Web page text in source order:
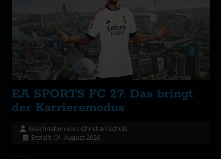
EA SPORTS FC 27: Das bringt
der Karrieremodus
Geschrieben von: Christian Schulz
Erstellt: 01. August 2026